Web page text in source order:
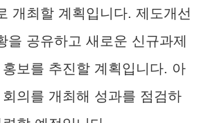
개최할 계획입니다. 제도개선
을 공유하고 새로운 신규과제
보를 추진할 계획입니다. 아
의를 개최해 성과를 점검하